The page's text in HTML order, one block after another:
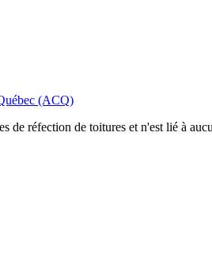
(ACQ)
de réfection de toitures et n'est lié à